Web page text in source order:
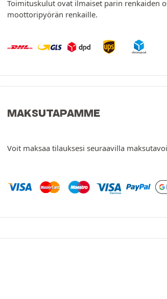
Toimituskulut ovat ilmaiset parin renkaiden
moottoripyörän renkaille.
MAKSUTAPAMME
Voit maksaa tilauksesi seuraavilla